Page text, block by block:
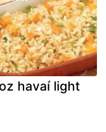
havaí light